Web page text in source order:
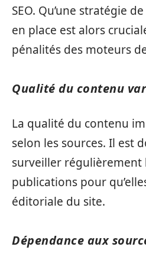
SEO. Qu’une stratégie
en place est alors
pénalités des moteurs
Qualité du contenu
La qualité du contenu
selon les sources. Il est
surveiller régulièrement
publications pour
éditoriale du site.
Dépendance aux